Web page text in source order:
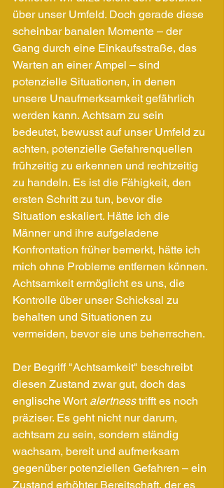
über unser Umfeld. Doch gerade diese
scheinbar banalen Momente – der
Gang durch eine Einkaufsstraße, das
Warten an einer Ampel – sind
potenzielle Situationen, in denen
unsere Unaufmerksamkeit gefährlich
werden kann. Achtsam zu sein
bedeutet, bewusst auf unser Umfeld zu
achten, potenzielle Gefahrenquellen
frühzeitig zu erkennen und rechtzeitig
zu handeln. Es ist die Fähigkeit, den
ersten Schritt zu tun, bevor die
Situation eskaliert. Hätte ich die
Männer und ihre aufgeladene
Konfrontation früher bemerkt, hätte ich
mich ohne Probleme entfernen können.
Achtsamkeit ermöglicht es uns, die
Kontrolle über unser Schicksal zu
behalten und Situationen zu
vermeiden, bevor sie uns beherrschen.
Der Begriff "Achtsamkeit" beschreibt
diesen Zustand zwar gut, doch das
englische Wort alertness trifft es noch
präziser. Es geht nicht nur darum,
achtsam zu sein, sondern ständig
wachsam, bereit und aufmerksam
gegenüber potenziellen Gefahren – ein
Zustand erhöhter Bereitschaft, der es